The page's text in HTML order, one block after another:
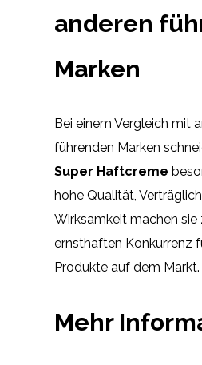
anderen
Marken
Bei einem Vergleich mit
führenden Marken
Super Haftcreme
hohe Qualität,
Wirksamkeit machen sie
ernsthaften Konkurrenz
Produkte auf dem Markt.
Mehr